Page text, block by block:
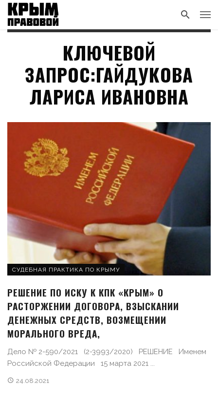
КЛЮЧЕВОЙ
ЗАПРОС:ГАЙДУКОВА
ЛАРИСА ИВАНОВНА
СУДЕБНАЯ ПРАКТИКА ПО КРЫМУ
РЕШЕНИЕ ПО ИСКУ К КПК «КРЫМ» О
РАСТОРЖЕНИИ ДОГОВОРА, ВЗЫСКАНИИ
ДЕНЕЖНЫХ СРЕДСТВ, ВОЗМЕЩЕНИИ
МОРАЛЬНОГО ВРЕДА,
Дело № 2-590/2021 (2-3993/2020) РЕШЕНИЕ Именем
Российской Федерации 15 марта 2021 ...
24.08.2021